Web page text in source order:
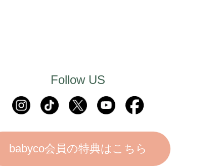
Follow US
babyco会員の特典はこちら